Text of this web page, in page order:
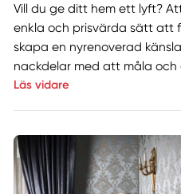
Vill du ge ditt hem ett lyft?
enkla och prisvärda sätt att
skapa en nyrenoverad
nackdelar med att måla
Läs vidare